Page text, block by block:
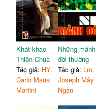
Khát khao
Thiên Chúa
Tác giả: HY.
Carlo Maria
Martini
Những mảnh
đời thường
Tác giả: Lm.
Joseph Mây
Ngàn